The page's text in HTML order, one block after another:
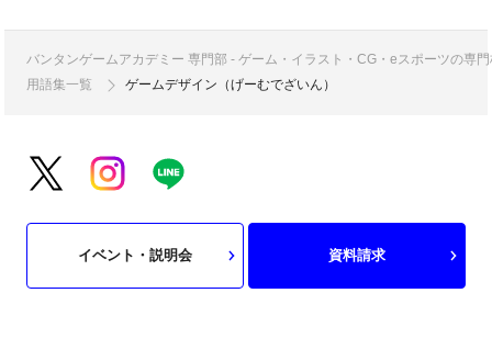
バンタンゲームアカデミー 専門部 - ゲーム・イラスト・CG・eスポーツの専
用語集一覧
ゲームデザイン（げーむでざいん）
イベント・説明会 資料請求